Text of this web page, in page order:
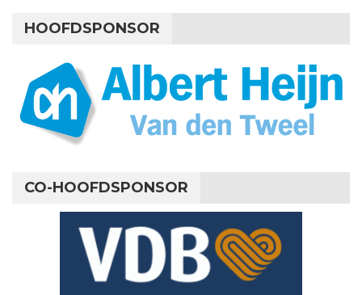
HOOFDSPONSOR
CO-HOOFDSPONSOR